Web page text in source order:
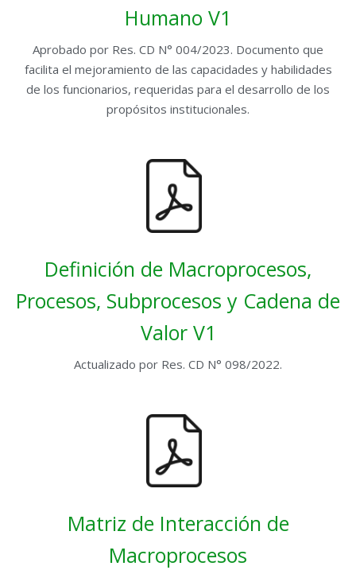
Humano V1
Aprobado por Res. CD N° 004/2023. Documento que
facilita el mejoramiento de las capacidades y habilidades
de los funcionarios, requeridas para el desarrollo de los
propósitos institucionales.
Definición de Macroprocesos,
Procesos, Subprocesos y Cadena de
Valor V1
Actualizado por Res. CD N° 098/2022.
Matriz de Interacción de
Macroprocesos